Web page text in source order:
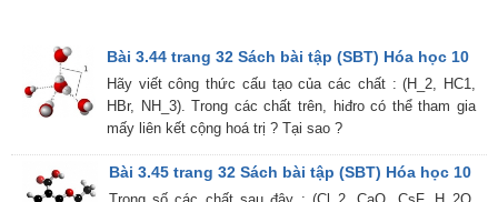
Bài 3.44 trang 32 Sách bài tập (SBT) Hóa học 10
Hãy viết công thức cấu tạo của các chất : (H_2, HC1,
HBr, NH_3). Trong các chất trên, hiđro có thể tham gia
mấy liên kết cộng hoá trị ? Tại sao ?
Bài 3.45 trang 32 Sách bài tập (SBT) Hóa học 10